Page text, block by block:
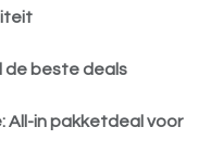
de beste deals
All-in pakketdeal voor